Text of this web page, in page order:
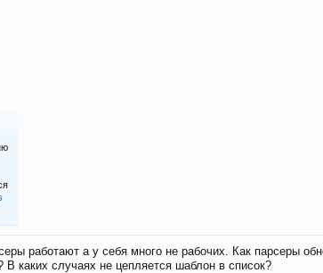
работают а у себя много не рабочих. Как парсеры
каких случаях не цепляется шаблон в список?